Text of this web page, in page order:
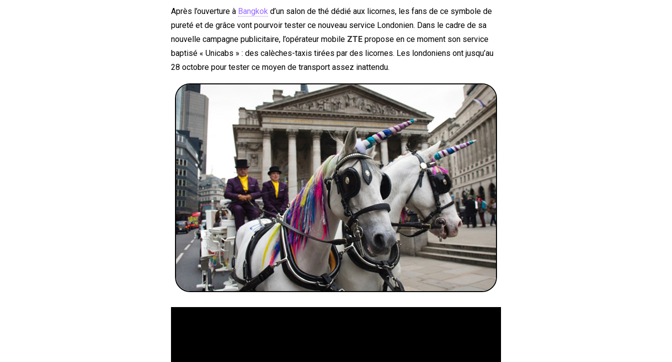
Après l’ouverture à Bangkok d’un salon de thé dédié aux licornes, les fans de ce symbole de
pureté et de grâce vont pourvoir tester ce nouveau service Londonien. Dans le cadre de sa
nouvelle campagne publicitaire, l’opérateur mobile ZTE propose en ce moment son service
baptisé « Unicabs » : des calèches-taxis tirées par des licornes. Les londoniens ont jusqu’au
28 octobre pour tester ce moyen de transport assez inattendu.